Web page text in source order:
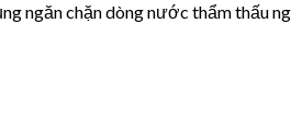
ngăn chặn dòng nước thẩm thấu